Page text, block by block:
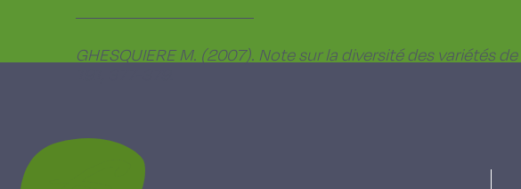
GHESQUIERE M. (2007). Note sur la diversité des variétés de